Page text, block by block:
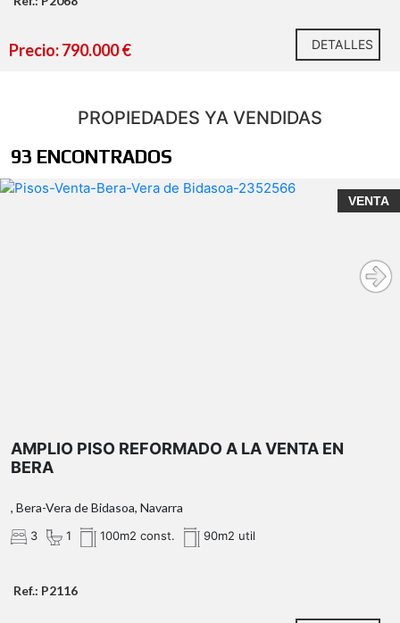
Precio: 790.000 € DETALLES
PROPIEDADES YA VENDIDAS
93 ENCONTRADOS
VENTA
AMPLIO PISO REFORMADO A LA VENTA EN
BERA
, Bera-Vera de Bidasoa, Navarra
3 1 100m2 const. 90m2 util
Ref.: P2116